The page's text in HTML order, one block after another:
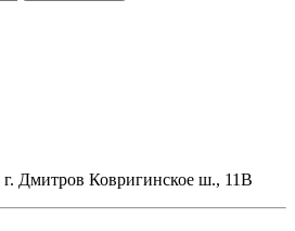
г. Дмитров Ковригинское ш., 11В